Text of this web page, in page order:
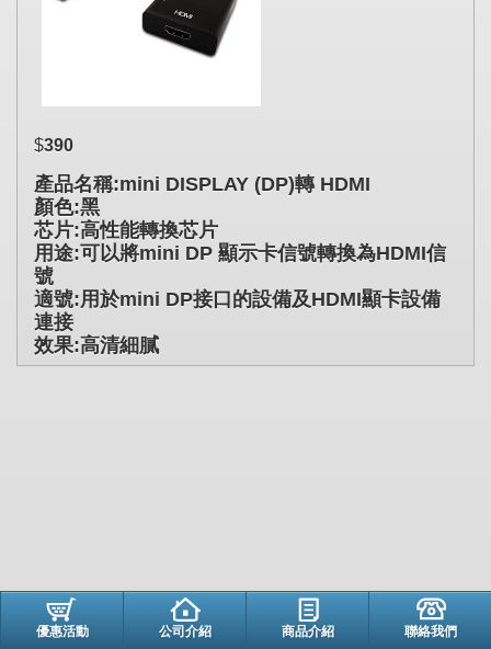
$390
產品名稱:mini DISPLAY (DP)轉 HDMI
顏色:黑
芯片:高性能轉換芯片
用途:可以將mini DP 顯示卡信號轉換為HDMI信
號
適號:用於mini DP接口的設備及HDMI顯卡設備
連接
效果:高清細膩
優惠活動 公司介紹 商品介紹 聯絡我們